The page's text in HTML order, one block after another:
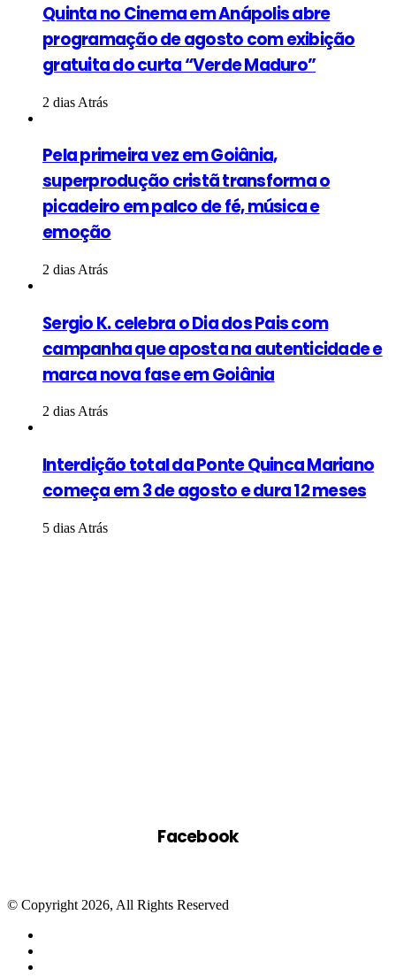
Quinta no Cinema em Anápolis abre
programação de agosto com exibição
gratuita do curta “Verde Maduro”
2 dias Atrás
Pela primeira vez em Goiânia,
superprodução cristã transforma o
picadeiro em palco de fé, música e
emoção
2 dias Atrás
Sergio K. celebra o Dia dos Pais com
campanha que aposta na autenticidade e
marca nova fase em Goiânia
2 dias Atrás
Interdição total da Ponte Quinca Mariano
começa em 3 de agosto e dura 12 meses
5 dias Atrás
Facebook
© Copyright 2026, All Rights Reserved